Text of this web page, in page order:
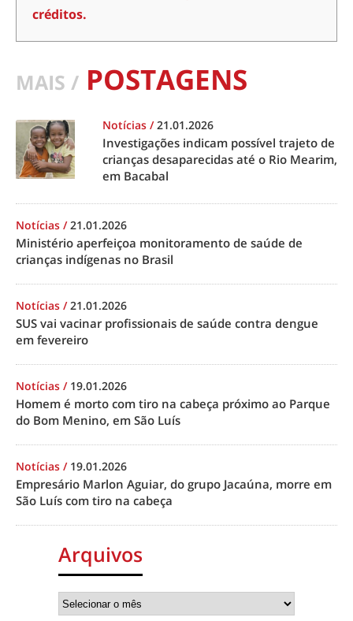
créditos.
MAIS / POSTAGENS
Notícias /21.01.2026
Investigações indicam possível trajeto de
crianças desaparecidas até o Rio Mearim,
em Bacabal
Notícias /21.01.2026
Ministério aperfeiçoa monitoramento de saúde de
crianças indígenas no Brasil
Notícias /21.01.2026
SUS vai vacinar profissionais de saúde contra dengue
em fevereiro
Notícias / 19.01.2026
Homem é morto com tiro na cabeça próximo ao Parque
do Bom Menino, em São Luís
Notícias / 19.01.2026
Empresário Marlon Aguiar, do grupo Jacaúna, morre em
São Luís com tiro na cabeça
Arquivos